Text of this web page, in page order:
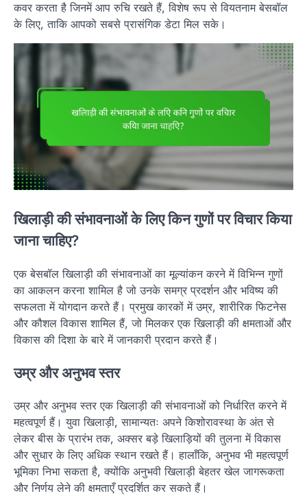
कवर करता है जिनमें आप रुचि रखते हैं, विशेष रूप से वियतनाम बेसबॉल
के लिए, ताकि आपको सबसे प्रासंगिक डेटा मिल सके।
खिलाड़ी की संभावनाओं के लिए किन गुणों पर विचार किया
जाना चाहिए?
एक बेसबॉल खिलाड़ी की संभावनाओं का मूल्यांकन करने में विभिन्न गुणों
का आकलन करना शामिल है जो उनके समग्र प्रदर्शन और भविष्य की
सफलता में योगदान करते हैं। प्रमुख कारकों में उम्र, शारीरिक फिटनेस
और कौशल विकास शामिल हैं, जो मिलकर एक खिलाड़ी की क्षमताओं और
विकास की दिशा के बारे में जानकारी प्रदान करते हैं।
उम्र और अनुभव स्तर
उम्र और अनुभव स्तर एक खिलाड़ी की संभावनाओं को निर्धारित करने में
महत्वपूर्ण हैं। युवा खिलाड़ी, सामान्यतः अपने किशोरावस्था के अंत से
लेकर बीस के प्रारंभ तक, अक्सर बड़े खिलाड़ियों की तुलना में विकास
और सुधार के लिए अधिक स्थान रखते हैं। हालाँकि, अनुभव भी महत्वपूर्ण
भूमिका निभा सकता है, क्योंकि अनुभवी खिलाड़ी बेहतर खेल जागरूकता
और निर्णय लेने की क्षमताएँ प्रदर्शित कर सकते हैं।